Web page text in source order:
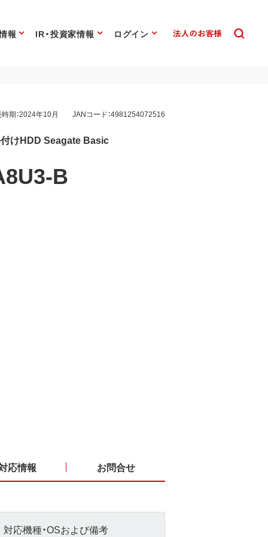
報 IR・投資家情報 ログイン
期：2024年10月 JANコード：4981254072516
けHDD Seagate Basic
B
応情報 お問合せ
対応機種・OSおよび備考